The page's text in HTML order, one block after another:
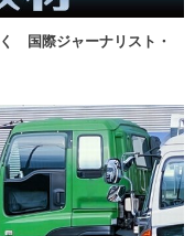
国際ジャーナリスト・